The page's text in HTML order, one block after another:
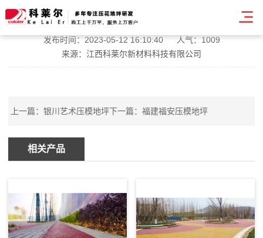
杭州压模地坪收费
发布时间：2023-05-12 16:10:40
人气：1009
来源：江西科莱尔新材料科技有限公司
上一篇：银川艺术压模地坪下一篇：福建福安压模地坪
相关产品